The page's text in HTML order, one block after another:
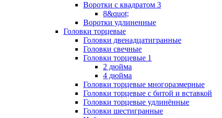
Воротки с квадратом 3
8&quot;
Воротки удлиненные
Головки торцевые
Головки двенадцатигранные
Головки свечные
Головки торцевые 1
2 дюйма
4 дюйма
Головки торцевые многоразмерные
Головки торцевые с битой и вставкой
Головки торцевые удлинённые
Головки шестигранные